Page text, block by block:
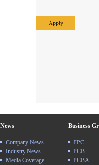
Apply
News
Company News
Industry News
Media Coverage
Business
FPC
PCB
PCBA